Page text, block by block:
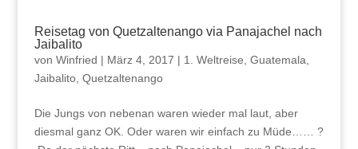
Reisetag von Quetzaltenango via Panajachel nach
Jaibalito
von Winfried | März 4, 2017 | 1. Weltreise Guatemala
Jaibalito, Quetzaltenango
Die Jungs von nebenan waren wieder mal laut, aber
diesmal ganz OK. Oder waren wir einfach zu Müde…… ?